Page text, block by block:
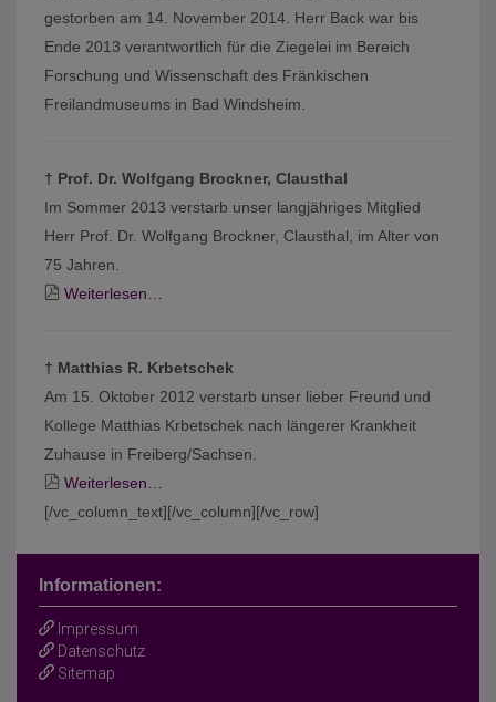
gestorben am 14. November 2014. Herr Back war bis
Ende 2013 verantwortlich für die Ziegelei im Bereich
Forschung und Wissenschaft des Fränkischen
Freilandmuseums in Bad Windsheim.
† Prof. Dr. Wolfgang Brockner, Clausthal
Im Sommer 2013 verstarb unser langjähriges Mitglied
Herr Prof. Dr. Wolfgang Brockner, Clausthal, im Alter von
75 Jahren.
Weiterlesen…
† Matthias R. Krbetschek
Am 15. Oktober 2012 verstarb unser lieber Freund und
Kollege Matthias Krbetschek nach längerer Krankheit
Zuhause in Freiberg/Sachsen.
Weiterlesen…
[/vc_column_text][/vc_column][/vc_row]
Informationen:
Impressum
Datenschutz
Sitemap